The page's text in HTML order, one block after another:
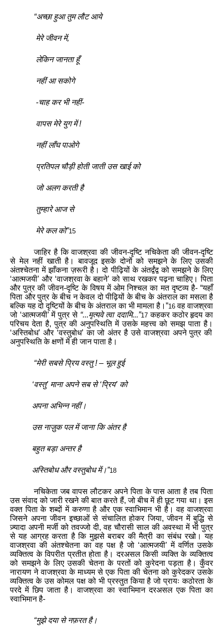
“अच्छा हुआ तुम लौट आये
मेरे जीवन में,
लेकिन जानता हूँ
नहीं आ सकोगे
-चाह कर भी नहीं-
वापस मेरे युग में!
नहीं लाँघ पाओगे
प्रतिपल चौड़ी होती जाती उस खाई को
जो अलग करती है
तुम्हारे आज से
मेरे कल को”15
जाहिर है कि वाजश्रवा की जीवन-दृष्टि नचिकेता की जीवन-दृष्टि
से मेल नहीं खाती है । बावजूद इसके दोनों को समझने के लिए उसकी
अंतश्चेतना में झाँकना ज़रूरी है । दो पीढ़ियों के अंतर्द्वंद्व को समझने के लिए
‘आत्मजयी’ और‘वाजश्रवा के बहाने’को साथ रखकर पढ़ना चाहिए । पिता
और पुत्र की जीवन-दृष्टि के विषय में ओम निश्चल का मत दृष्टव्य है- “यहाँ
पिता और पुत्र के बीच न केवल दो पीढ़ियों के बीच के अंतराल का मसला है
बल्कि यह दो दृष्टियों के बीच के अंतराल का भी मामला है । ”16 वह वाजश्रवा
जो ‘आत्मजयी’ में पुत्र से “...मृत्यवे त्वा ददामि...”17 कहकर कठोर हृदय का
परिचय देता है,पुत्र की अनुपस्थिति में उसके महत्त्व को समझ पाता है ।
‘अस्तिबोध’ और ‘वस्तुबोध’ का जो अंतर है उसे वाजश्रवा अपने पुत्र की
अनुपस्थिति के क्षणों में ही जान पाता है ।
“मेरी सबसे प्रिय वस्तु!– भूल हुई
‘वस्तु’ माना अपने सब से ‘प्रिय’ को
अपना अभिन्न नहीं।
उस नाज़ुक पल में जाना कि अंतर है
बहुत बड़ा अन्तर है
अस्तिबोध और वस्तुबोध में।”18
नचिकेता जब वापस लौटकर अपने पिता के पास आता है तब पिता
उस संवाद को जारी रखने की बात करते हैं,जो बीच में ही छूट गया था। इस
वक्त पिता के शब्दों में करुणा है और एक स्वाभिमान भी है। वह वाजश्रवा
जिसने अपना जीवन इच्छाओं से संचालित होकर जिया,जीवन में बुद्धि से
ज़्यादा अपनी मर्जी को तवज्जो दी,वह चौरासी साल की अवस्था में भी पुत्र
से यह आग्रह करता है कि मुझसे बराबर की मैत्री का संबंध रखो। यह
वाजश्रवा की अंतश्चेतना का वह पक्ष है जो ‘आत्मजयी’ में वर्णित उसके
व्यक्तित्व के विपरीत प्रतीत होता है । दरअसल किसी व्यक्ति के व्यक्तित्व
को समझने के लिए उसकी चेतना के परतों को कुरेदना पड़ता है। कुँवर
नारायण ने वाजश्रवा के माध्यम से एक पिता की चेतना को कुरेदकर उसके
व्यक्तित्व के उस कोमल पक्ष को भी प्रस्तुत किया है जो प्रायः कठोरता के
परदे में छिप जाता है । वाजश्रवा का स्वाभिमान दरअसल एक पिता का
स्वाभिमान है-
“मुझे दया से नफ़रत है।